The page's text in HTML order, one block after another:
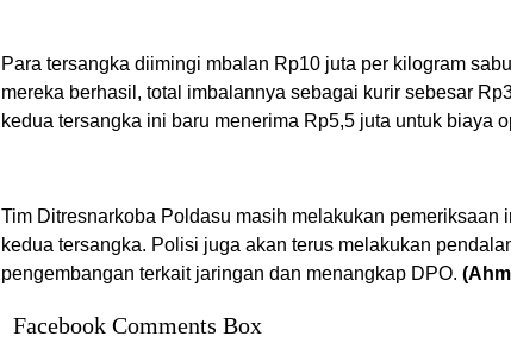
Para tersangka diimingi mbalan Rp10 juta per kilogram
mereka berhasil, total imbalannya sebagai kurir sebesar
kedua tersangka ini baru menerima Rp5,5 juta untuk biaya
Tim Ditresnarkoba Poldasu masih melakukan pemeriksaan
kedua tersangka. Polisi juga akan terus melakukan
pengembangan terkait jaringan dan menangkap DPO.
Facebook Comments Box